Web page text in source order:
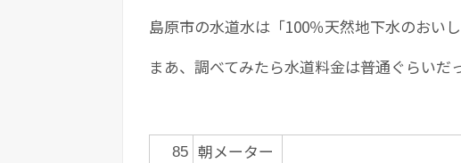
島原市の水道水は「100％天然地下水のおい
まあ、調べてみたら水道料金は普通ぐらいだ
85 朝メーター